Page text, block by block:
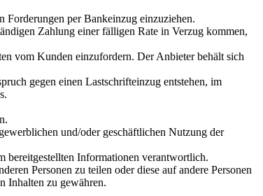
per Bankeinzug einzuziehen.
Zahlung einer fälligen Rate in Verzug kommen,
vom Kunden einzufordern. Der Anbieter behält sich
gegen einen Lastschrifteinzug entstehen, im
und/oder geschäftlichen Nutzung der
bereitgestellten Informationen verantwortlich.
Personen zu teilen oder diese auf andere Personen
Inhalten zu gewähren.